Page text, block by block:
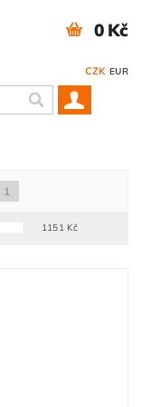
CZK EUR
0 Kč
1151 Kč
1